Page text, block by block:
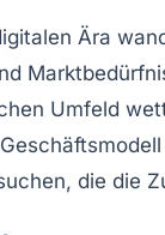
Ära
Umfeld
die die